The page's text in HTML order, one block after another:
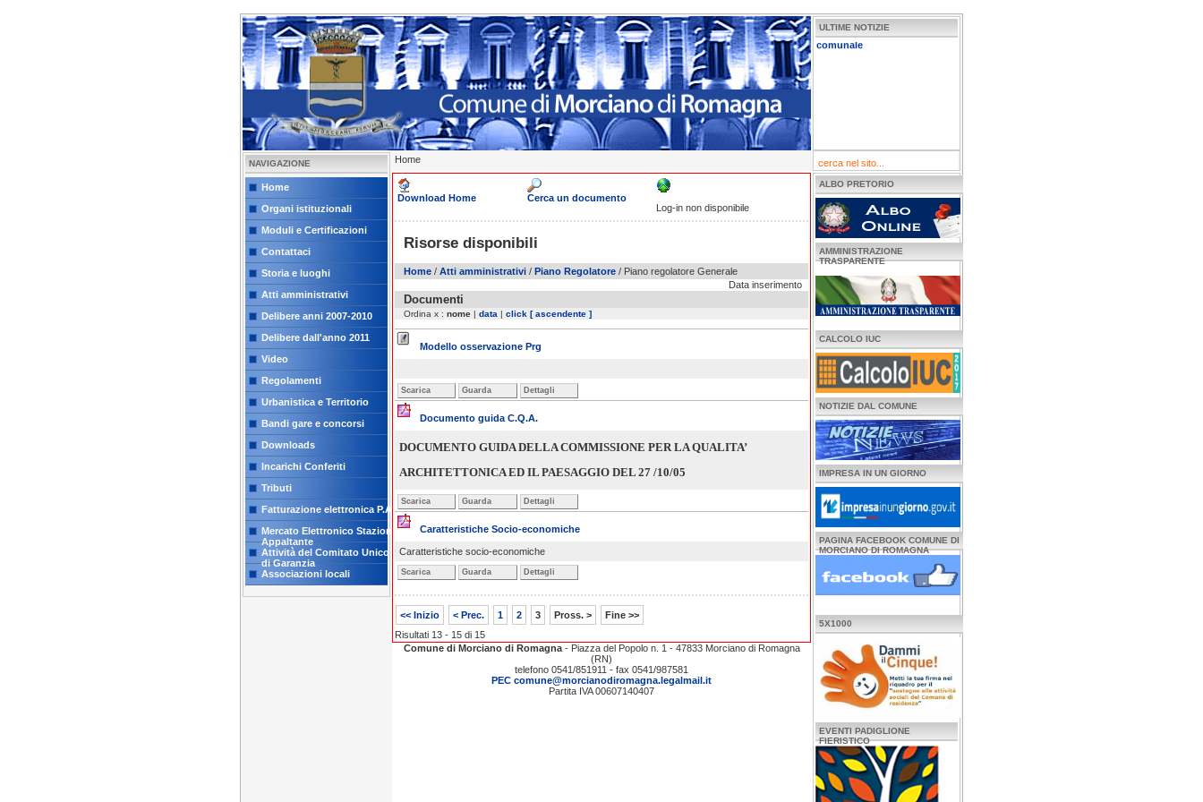
ULTIME NOTIZIE
Nuovo sito internet
comunale
NAVIGAZIONE
Home
Organi istituzionali
Moduli e Certificazioni
Contattaci
Storia e luoghi
Atti amministrativi
Delibere anni 2007-2010
Delibere dall'anno 2011
Video
Regolamenti
Urbanistica e Territorio
Bandi gare e concorsi
Downloads
Incarichi Conferiti
Tributi
Fatturazione elettronica P.A.
Mercato Elettronico Stazione
Appaltante
Attività del Comitato Unico
di Garanzia
Associazioni locali
Home
ALBO PRETORIO
AMMINISTRAZIONE
TRASPARENTE
CALCOLO IUC
NOTIZIE DAL COMUNE
IMPRESA IN UN GIORNO
PAGINA FACEBOOK COMUNE DI
MORCIANO DI ROMAGNA
5X1000
EVENTI PADIGLIONE
FIERISTICO
Download Home
Cerca un documento
Log-in non disponibile
Risorse disponibili
Home / Atti amministrativi / Piano Regolatore / Piano regolatore Generale
Documenti
Data inserimento
Ordina x : nome | data | click [ ascendente ]
Modello osservazione Prg
Scarica Guarda Dettagli
Documento guida C.Q.A.
DOCUMENTO GUIDA DELLA COMMISSIONE PER LA QUALITA’
ARCHITETTONICA ED IL PAESAGGIO DEL 27 /10/05
Scarica Guarda Dettagli
Caratteristiche Socio-economiche
Caratteristiche socio-economiche
Scarica Guarda Dettagli
<< Inizio < Prec. 1 2 3 Pross. >
Fine >>
Risultati 13 - 15 di 15
Comune di Morciano di Romagna- Piazza del Popolo n. 1 - 47833 Morciano di Romagna
(RN)
telefono 0541/851911 - fax 0541/987581
PEC comune@morcianodiromagna.legalmail.it
Partita IVA 00607140407